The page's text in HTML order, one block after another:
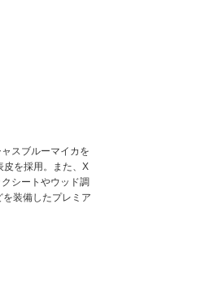
査定に申込む
スブルーマイカを
皮を採用。また、X
シートやウッド調
装備したプレミア